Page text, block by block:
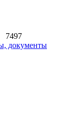
7497
документы